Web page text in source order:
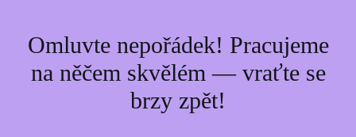
Omluvte nepořádek! Pracujeme
na něčem skvělém — vraťte se
brzy zpět!